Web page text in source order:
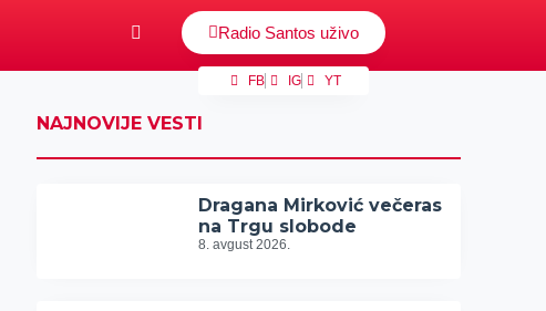
Radio Santos uživo
FB IG YT
NAJNOVIJE VESTI
Dragana Mirković večeras
na Trgu slobode
8. avgust 2026.